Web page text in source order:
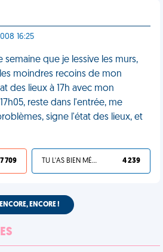
16:25
semaine que je lessive les murs,
moindres recoins de mon
des lieux à 17h avec mon
reste dans l'entrée, me
signe l'état des lieux, et
709 TU L'AS BIEN MÉRITÉ 4 239
ENCORE, ENCORE !